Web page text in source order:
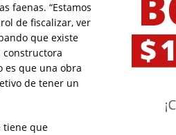
faenas. “Estamos
de fiscalizar, ver
que existe
constructora
es que una obra
de tener un
tiene que